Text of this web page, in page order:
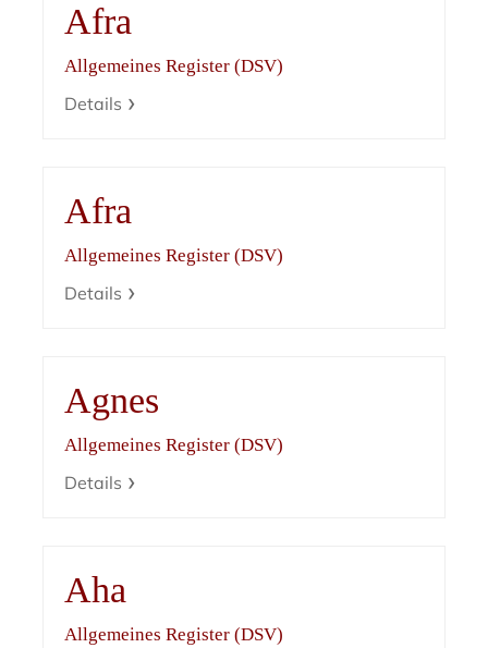
Afra
Allgemeines Register (DSV)
Details
Afra
Allgemeines Register (DSV)
Details
Agnes
Allgemeines Register (DSV)
Details
Aha
Allgemeines Register (DSV)